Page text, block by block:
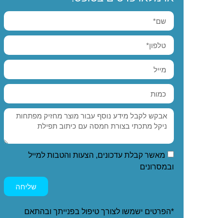
מאשר קבלת עדכונים, הצעות והטבות למייל
ובמסרונים
שליחה
*הפרטים ישמשו לצורך טיפול בפנייתך ובהתאם